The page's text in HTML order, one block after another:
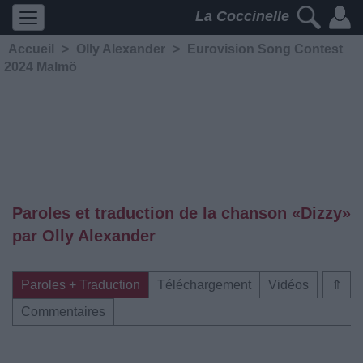
La Coccinelle
Accueil > Olly Alexander >
Eurovision Song Contest
2024 Malmö
Paroles et traduction de la chanson «Dizzy»
par Olly Alexander
⇑
Paroles + Traduction Téléchargement
Vidéos
Commentaires